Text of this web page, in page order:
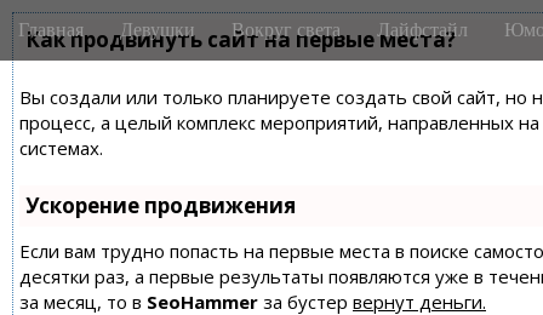
Как продвинуть сайт на первые места?
Вы создали или только планируете создать свой сайт,
процесс, а целый комплекс мероприятий, направленных
системах.
Ускорение продвижения
Если вам трудно попасть на первые места в поиске
десятки раз, а первые результаты появляются уже в
за месяц, то в SeoHammer за бустер вернут деньги.
M
a
n
m
e
n
u
i
Главная Девушки Вокруг света Лайфстайл